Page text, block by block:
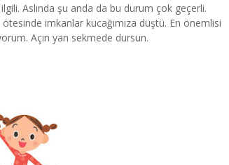
Aslında şu anda da bu durum çok geçerli.
imkanlar kucağımıza düştü. En önemlisi
Açın yan sekmede dursun.